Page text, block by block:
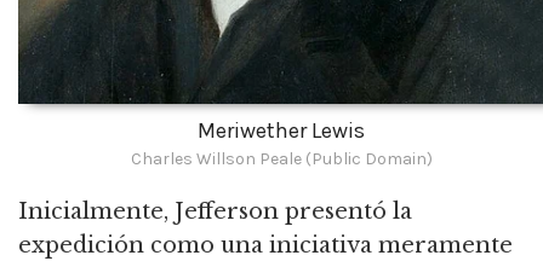
Meriwether Lewis
Charles Willson Peale (Public Domain)
Inicialmente, Jefferson presentó la
expedición como una iniciativa meramente